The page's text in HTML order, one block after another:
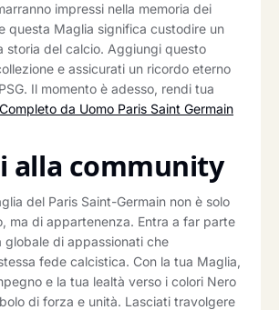
impressi nella memoria dei
questa Maglia significa custodire un
storia del calcio. Aggiungi questo
e assicurati un ricordo eterno
Il momento è adesso, rendi tua
Completo da Uomo Paris Saint Germain
alla community
del Paris Saint-Germain non è solo
ma di appartenenza. Entra a far parte
globale di appassionati che
fede calcistica. Con la tua Maglia,
e la tua lealtà verso i colori Nero
di forza e unità. Lasciati travolgere